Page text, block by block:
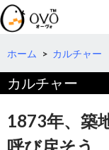
検
索
コ
テ
ツ
へ
ホーム > カルチャー
カルチャー
1873年、築